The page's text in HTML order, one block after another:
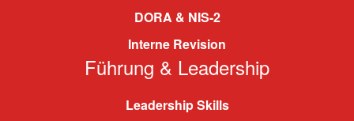
DORA & NIS-2
Interne Revision
Führung & Leadership
Leadership Skills